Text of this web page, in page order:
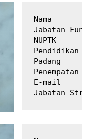
Nama
Jabatan
NUPTK
Pendidikan
Padang
E-mail